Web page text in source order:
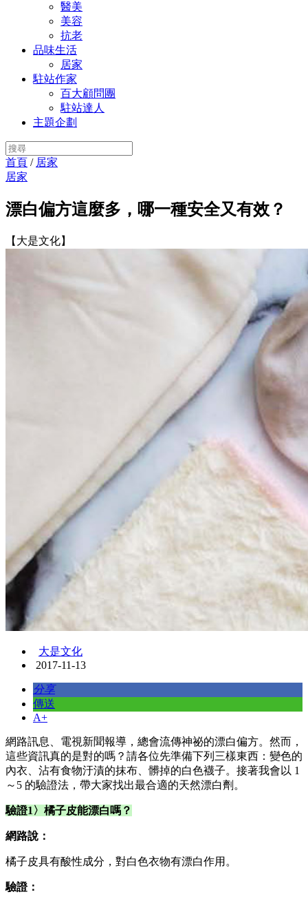
醫美
美容
抗老
品味生活
居家
駐站作家
百大顧問團
駐站達人
主題企劃
首頁 / 居家
居家
漂白偏方這麼多，哪一種安全又有效？
【大是文化】
大是文化
2017-11-13
分享
傳送
A+
網路訊息、電視新聞報導，總會流傳神祕的漂白偏方。然而，
這些資訊真的是對的嗎？請各位先準備下列三樣東西：變色的
內衣、沾有食物汙漬的抹布、髒掉的白色襪子。接著我會以 1
～5 的驗證法，帶大家找出最合適的天然漂白劑。
驗證1〉橘子皮能漂白嗎？
網路說：
橘子皮具有酸性成分，對白色衣物有漂白作用。
驗證：